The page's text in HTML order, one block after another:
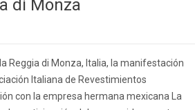
di Monza
Reggia di Monza, Italia, la manifestación
Italiana de Revestimientos
con la empresa hermana mexicana La